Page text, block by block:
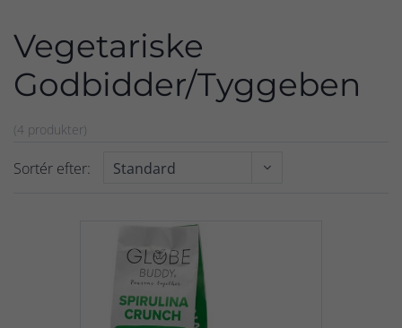
Vegetariske
Godbidder/Tyggeben
(4 produkter)
Sortér efter: